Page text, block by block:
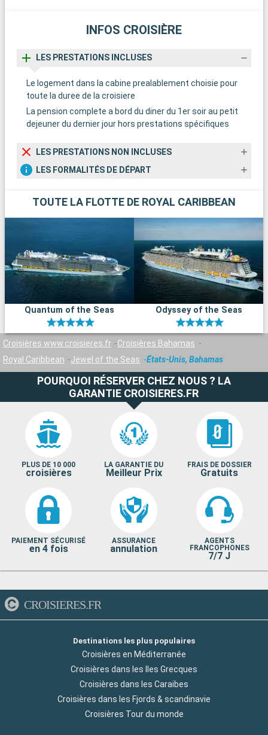
INFOS CROISIÈRE
LES PRESTATIONS INCLUSES
Le logement dans la cabine prealablement choisie pour
toute la duree de la croisiere
La pension complete a bord du diner du 1er soir au petit
dejeuner du dernier jour hors prestations spécifiques
LES PRESTATIONS NON INCLUSES
LES FORMALITÉS DE DÉPART
TOUTE LA FLOTTE DE ROYAL CARIBBEAN
Quantum of the Seas Odyssey of the Seas
Croisières www.croisieres.fr
Croisières Bahamas
Royal Caribbean
Jewel of the Seas États-Unis, Bahamas
POURQUOI RÉSERVER CHEZ NOUS ? LA
GARANTIE CROISIERES.FR
PLUS DE 10 000
croisières
LA GARANTIE DU
Meilleur Prix
FRAIS DE DOSSIER
Gratuits
PAIEMENT SÉCURISÉ
en 4 fois
ASSURANCE
annulation
AGENTS
FRANCOPHONES
7/7 J
CROISIERES.FR
Destinations les plus populaires
Croisières en Méditerranée
Croisières dans les Iles Grecques
Croisières dans les Caraibes
Croisières dans les Fjords & scandinavie
Croisières Tour du monde